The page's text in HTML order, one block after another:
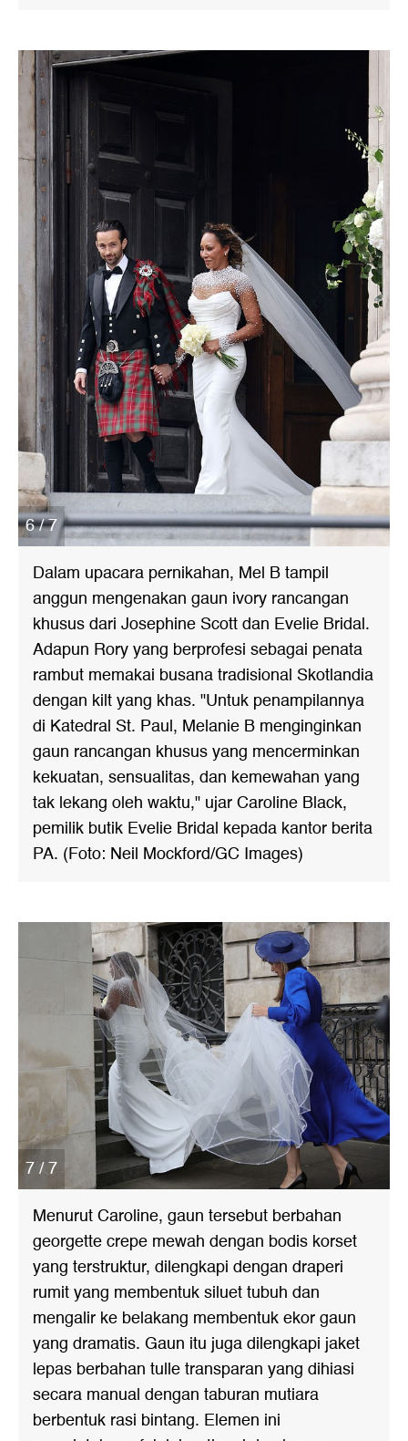
6 / 7
Dalam upacara pernikahan, Mel B tampil
anggun mengenakan gaun ivory rancangan
khusus dari Josephine Scott dan Evelie Bridal.
Adapun Rory yang berprofesi sebagai penata
rambut memakai busana tradisional Skotlandia
dengan kilt yang khas. "Untuk penampilannya
di Katedral St. Paul, Melanie B menginginkan
gaun rancangan khusus yang mencerminkan
kekuatan, sensualitas, dan kemewahan yang
tak lekang oleh waktu," ujar Caroline Black,
pemilik butik Evelie Bridal kepada kantor berita
PA. (Foto: Neil Mockford/GC Images)
7 / 7
Menurut Caroline, gaun tersebut berbahan
georgette crepe mewah dengan bodis korset
yang terstruktur, dilengkapi dengan draperi
rumit yang membentuk siluet tubuh dan
mengalir ke belakang membentuk ekor gaun
yang dramatis. Gaun itu juga dilengkapi jaket
lepas berbahan tulle transparan yang dihiasi
secara manual dengan taburan mutiara
berbentuk rasi bintang. Elemen ini